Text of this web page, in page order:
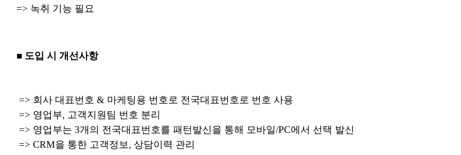
=> 녹취 기능 필요
■ 도입 시 개선사항
=> 회사 대표번호 & 마케팅용 번호로 전국대표번호로 번호 사용
=> 영업부, 고객지원팀 번호 분리
=> 영업부는 3개의 전국대표번호를 패턴발신을 통해 모바일/PC에서 선택 발신
=> CRM을 통한 고객정보, 상담이력 관리